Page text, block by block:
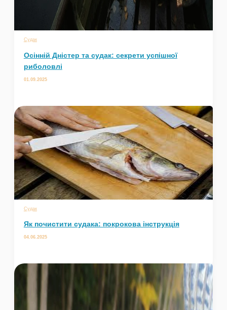
Судак
Осінній Дністер та судак: секрети успішної
риболовлі
01.09.2025
Судак
Як почистити судака: покрокова інструкція
04.06.2025